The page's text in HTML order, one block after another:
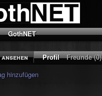
GothNET
Profil Freunde (0)
hinzufügen